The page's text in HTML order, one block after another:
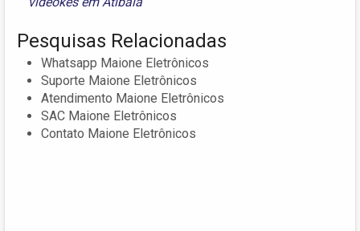
Pesquisas Relacionadas
Whatsapp Maione Eletrônicos
Suporte Maione Eletrônicos
Atendimento Maione Eletrônicos
SAC Maione Eletrônicos
Contato Maione Eletrônicos